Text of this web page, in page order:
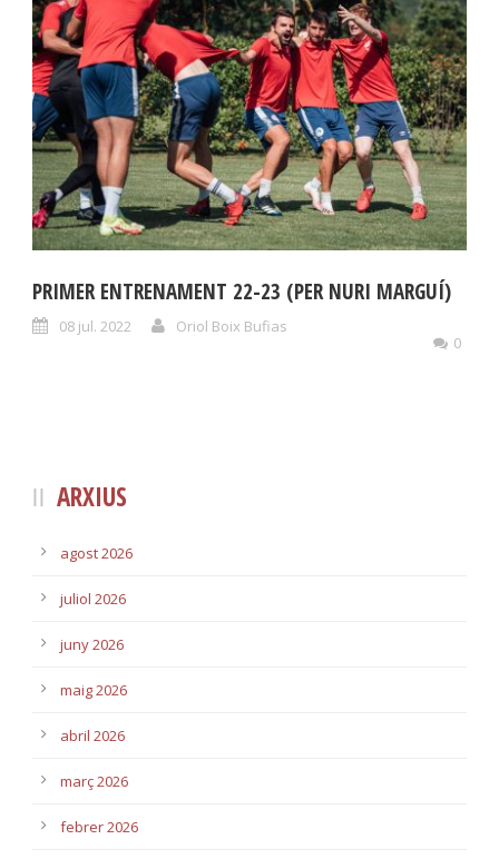
PRIMER ENTRENAMENT 22-23 (PER NURI MARGUÍ)
08 jul. 2022
Oriol Boix Bufias
0
ARXIUS
agost 2026
juliol 2026
juny 2026
maig 2026
abril 2026
març 2026
febrer 2026